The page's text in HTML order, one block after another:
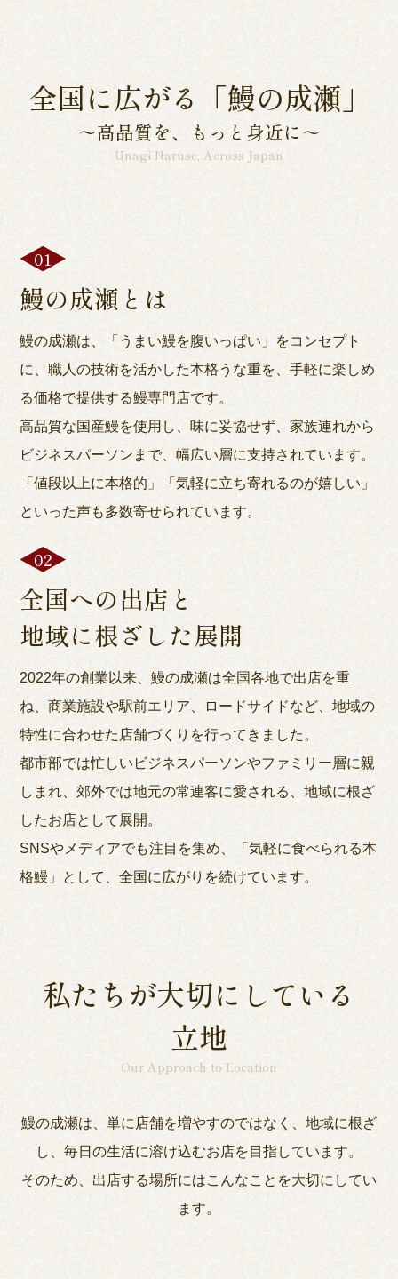
全国に広がる「鰻の成瀬」
〜高品質を、もっと身近に〜
Unagi Naruse, Across Japan
鰻の成瀬とは
鰻の成瀬は、「うまい鰻を腹いっぱい」をコンセプト
に、職人の技術を活かした本格うな重を、手軽に楽しめ
る価格で提供する鰻専門店です。
高品質な国産鰻を使用し、味に妥協せず、家族連れから
ビジネスパーソンまで、幅広い層に支持されています。
「値段以上に本格的」「気軽に立ち寄れるのが嬉しい」
といった声も多数寄せられています。
全国への出店と
地域に根ざした展開
2022年の創業以来、鰻の成瀬は全国各地で出店を重
ね、商業施設や駅前エリア、ロードサイドなど、地域の
特性に合わせた店舗づくりを行ってきました。
都市部では忙しいビジネスパーソンやファミリー層に親
しまれ、郊外では地元の常連客に愛される、地域に根ざ
したお店として展開。
SNSやメディアでも注目を集め、「気軽に食べられる本
格鰻」として、全国に広がりを続けています。
私たちが大切にしている
立地
Our Approach to Location
鰻の成瀬は、単に店舗を増やすのではなく、地域に根ざ
し、毎日の生活に溶け込むお店を目指しています。
そのため、出店する場所にはこんなことを大切にしてい
ます。